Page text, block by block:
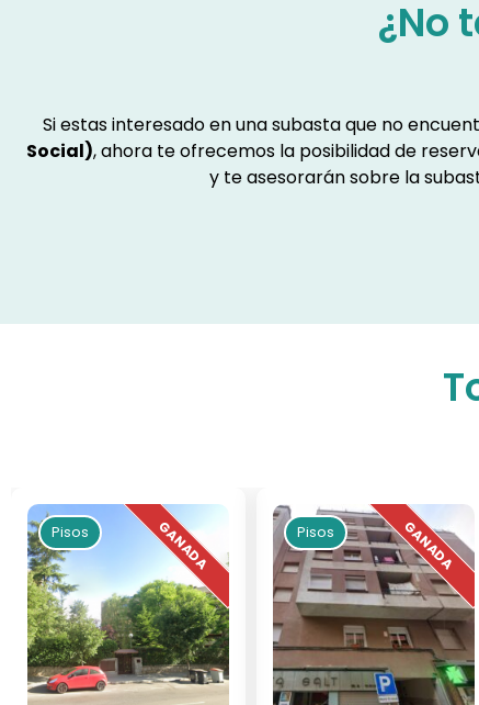
¿No
Si estas interesado en una subasta que no
Social), ahora te ofrecemos la posibilidad de
y te asesorarán sobre la
Pisos Pisos